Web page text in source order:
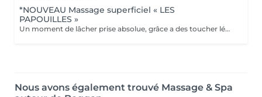
*NOUVEAU Massage superficiel « LES
PAPOUILLES »
Un moment de lâcher prise absolue, grâce a des toucher léger axé sur la caresse et le frisson agréable. A l'aide de plumes, de mains expertes et d'ustensiles soigneusement choisis, ce massage superficiel invite à un voyage sensoriel. Subtil pour apaiser le mental, relâcher les tensions émotionnelles se reconnecter à son corps en toute douceur. Idéal pour les personnes frillantes de papouilles.
Nous avons également trouvé Massage & Spa